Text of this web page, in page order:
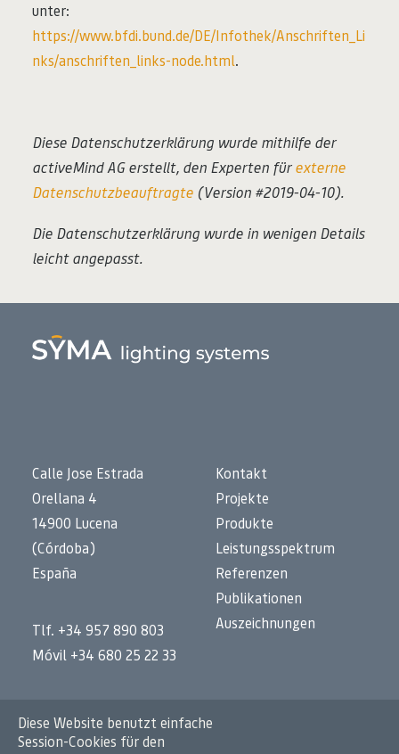
unter:
https://www.bfdi.bund.de/DE/Infothek/Anschriften_Li
nks/anschriften_links-node.html.
Diese Datenschutzerklärung wurde mithilfe der
activeMind AG erstellt, den Experten fürexterne
Datenschutzbeauftragte (Version #2019-04-10).
Die Datenschutzerklärung wurde in wenigen Details
leicht angepasst.
Calle Jose Estrada
Orellana 4
14900 Lucena
(Córdoba)
España
Tlf. +34 957 890 803
Móvil +34 680 25 22 33
Kontakt
Projekte
Produkte
Leistungsspektrum
Referenzen
Publikationen
Auszeichnungen
Datenschutz
Diese Website benutzt einfache
Session-Cookies für den